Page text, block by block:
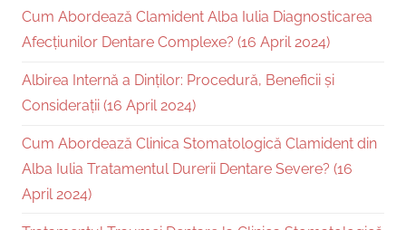
Cum Abordează Clamident Alba Iulia Diagnosticarea
Afecțiunilor Dentare Complexe? (16 April 2024)
Albirea Internă a Dinților: Procedură, Beneficii și
Considerații (16 April 2024)
Cum Abordează Clinica Stomatologică Clamident din
Alba Iulia Tratamentul Durerii Dentare Severe? (16
April 2024)